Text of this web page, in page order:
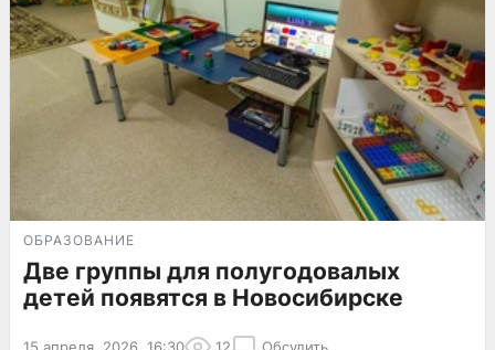
ОБРАЗОВАНИЕ
Две группы для полугодовалых
детей появятся в Новосибирске